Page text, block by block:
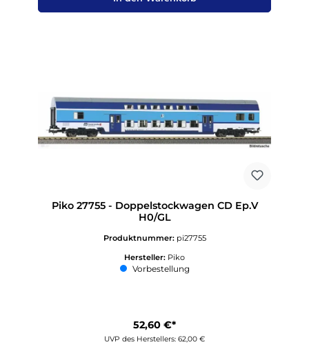
Piko 27755 - Doppelstockwagen CD Ep.V
H0/GL
Produktnummer: pi27755
Hersteller: Piko
Vorbestellung
52,60 €*
UVP des Herstellers: 62,00 €